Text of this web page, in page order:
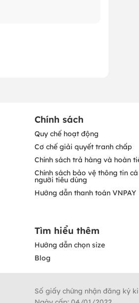
Chính sách
Quy chế hoạt động
Cơ chế giải quyết tranh chấp
Chính sách trả hàng và hoàn
Chính sách bảo vệ thông tin
người tiêu dùng
Hướng dẫn thanh toán VNPAY
Tìm hiểu thêm
Hướng dẫn chọn size
Blog
Số giấy chứng nhận đăng ký